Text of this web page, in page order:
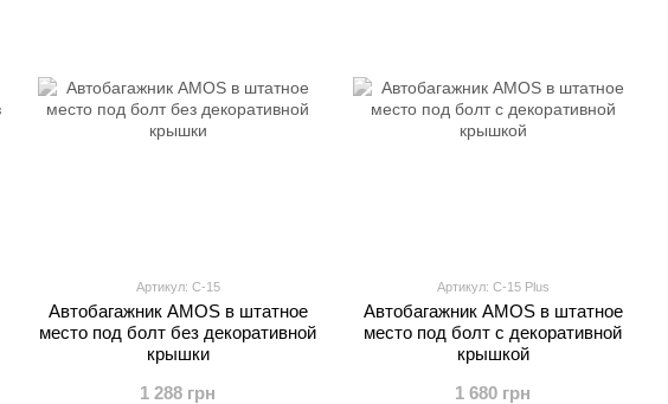
Артикул: C-15
Автобагажник AMOS в штатное
место под болт без декоративной
крышки
1 288 грн
Артикул: C-15 Plus
Автобагажник AMOS в штатное
место под болт с декоративной
крышкой
1 680 грн